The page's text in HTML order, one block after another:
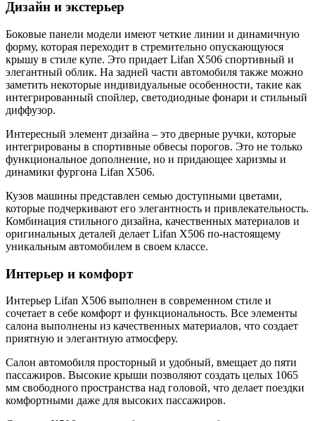
Дизайн и экстерьер
Боковые панели модели имеют четкие линии и динамичную
форму, которая переходит в стремительно опускающуюся
крышу в стиле купе. Это придает Lifan X506 спортивный и
элегантный облик. На задней части автомобиля также можно
заметить некоторые индивидуальные особенности, такие как
интегрированный спойлер, светодиодные фонари и стильный
диффузор.
Интересный элемент дизайна – это дверные ручки, которые
интегрированы в спортивные обвесы порогов. Это не только
функциональное дополнение, но и придающее харизмы и
динамики фургона Lifan X506.
Кузов машины представлен семью доступными цветами,
которые подчеркивают его элегантность и привлекательность.
Комбинация стильного дизайна, качественных материалов и
оригинальных деталей делает Lifan X506 по-настоящему
уникальным автомобилем в своем классе.
Интерьер и комфорт
Интерьер Lifan X506 выполнен в современном стиле и
сочетает в себе комфорт и функциональность. Все элементы
салона выполнены из качественных материалов, что создает
приятную и элегантную атмосферу.
Салон автомобиля просторный и удобный, вмещает до пяти
пассажиров. Высокие крыши позволяют создать целых 1065
мм свободного пространства над головой, что делает поездки
комфортными даже для высоких пассажиров.